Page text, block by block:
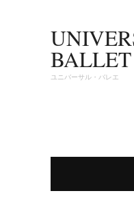
BALLET
ユニバーサル・バレエ